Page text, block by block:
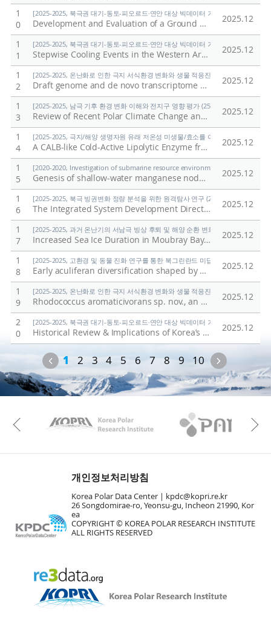
1
0
[2025-2025, 북극권 대기-동토-피오르드·연안 대상 빅데이터 기반 기후변화 대응
Development and Evaluation of a Ground CO2 Measurement System 2025.12
1
1
[2025-2025, 북극권 대기-동토-피오르드·연안 대상 빅데이터 기반 기후변화 대응
Stepwise Cooling Events in the Western Arctic at 8.2 and 4.2 ka: Proxy Development and Application 2025.12
1
2
[2025-2025, 온난화로 인한 극지 서식환경 변화와 생물 적응진화 연구 (25-25) / 김
Draft genome and de novo transcriptome assembly of the Antarctic marine flatworm Obrimoposthia wandeli 2025.12
1
3
[2025-2025, 남극 기후 환경 변화 이해와 전지구 영향 평가 (25-25) / 정의석]
Review of Recent Polar Climate Change and Its Impact 2025.12
1
4
[2025-2025, 극지/해양 생명자원 유래 저온성 미생물/효소를 이용한 환경유해물
A CALB-like Cold-Active Lipolytic Enzyme from Pseudonocardia antarctica: Expression, Biochemical Characterization, and AlphaFold-Guided Dynamics 2025.12
1
5
[2020-2020, Investigation of submarine resource environment and seabed
Genesis of shallow-water manganese nodules with uniquely high Mn/Fe ratios 2025.12
1
6
[2025-2025, 북극 빙권변화 정량 분석을 위한 원격탐사 연구 (25-25) / 김현철]
The Integrated System Development Direction for Expanding the Application of Polar Spatial Information 2025.12
1
7
[2025-2025, 과거 온난기의 서남극 빙상 후퇴 및 해양 순환 변화 연구 (25-25) / 유
Increased Sea Ice Duration in Moubray Bay, Northwest Ross Sea Linked to Early Holocene Wind Strength 2025.12
1
8
[2025-2025, 고환경 및 동물 진화 연구를 통한 북그린란드 미답지 진출 (25-25) / 박
Early aculiferan diversification shaped by Ægir-Iapetus palaeogeography: Insights from North Greenland (Cambrian Series 2, Stage 4) 2025.12
1
9
[2025-2025, 온난화로 인한 극지 서식환경 변화와 생물 적응진화 연구 (25-25) / 김
Rhodococcus aromaticivorans sp. nov., an o-xylene degrading bacterium, and evidence supporting reclassification of Rhodococcus jostii RHA1 2025.12
2
0
[2025-2025, 북극권 대기-동토-피오르드·연안 대상 빅데이터 기반 기후변화 대응
Historical Review & Implications of Korea’s Arctic Sea Route Policy 2025.12
Previous
1 2 3 4 5 6 7 8 9 10
KAOS Kopri
Previous
개인정보처리방침
Korea Polar Data Center |
kpdc@kopri.re.kr
26 Songdomirae-ro, Yeonsu-gu, Incheon 21990, Kor
ea
COPYRIGHT © KOREA POLAR RESEARCH INSTITUTE
ALL RIGHTS RESERVED